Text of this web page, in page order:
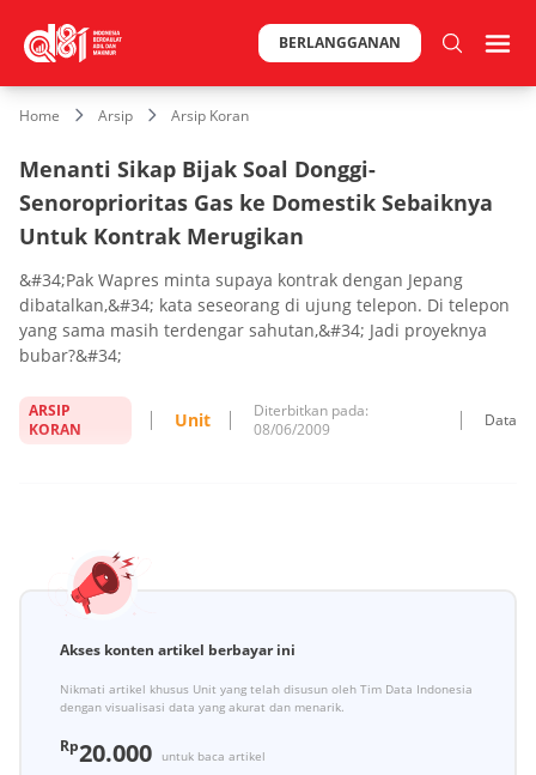
BERLANGGANAN
Home Arsip Arsip Koran
Menanti Sikap Bijak Soal Donggi-
Senoroprioritas Gas ke Domestik Sebaiknya
Untuk Kontrak Merugikan
&#34;Pak Wapres minta supaya kontrak dengan Jepang
dibatalkan,&#34; kata seseorang di ujung telepon. Di telepon
yang sama masih terdengar sahutan,&#34; Jadi proyeknya
bubar?&#34;
ARSIP
KORAN
Unit
Diterbitkan pada:
08/06/2009
Data
Akses konten artikel berbayar ini
Nikmati artikel khusus Unit yang telah disusun oleh Tim Data Indonesia
dengan visualisasi data yang akurat dan menarik.
Rp20.000
untuk baca artikel